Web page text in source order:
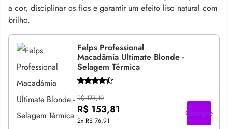
a cor, disciplinar os fios e garantir um efeito liso natural com
brilho.
Felps Professional
Macadâmia Ultimate Blonde -
Selagem Térmica
R$ 178,10
R$ 153,81
2x R$ 76,91
Compre